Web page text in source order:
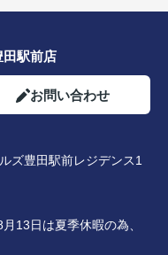
田駅前店
お問い合わせ
ズ豊田駅前レジデンス1
日は夏季休暇の為、